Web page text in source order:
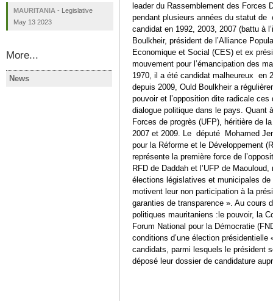
leader du Rassemblement des Forces
pendant plusieurs années du statut de
candidat en 1992, 2003, 2007 (battu à
Boulkheir, président de l’Alliance
Economique et Social (CES) et ex
mouvement pour l’émancipation des
1970, il a été candidat malheureux en
depuis 2009, Ould Boulkheir a
pouvoir et l’opposition dite radicale
dialogue politique dans le pays. Quant
Forces de progrès (UFP), héritière de
2007 et 2009. Le député Mohamed
pour la Réforme et le Développement
représente la première force de
RFD de Daddah et l’UFP de
élections législatives et municipales
motivent leur non participation à la
garanties de transparence ». Au cours
politiques mauritaniens :le pouvoir, la
Forum National pour la Démocratie
conditions d’une élection
candidats, parmi lesquels le président
déposé leur dossier de candidature
MAURITANIA - Legislative
May 13 2023
More...
News
MAURITANIA
Haratin: Hereditary Slavery
Continues Despite Legislation
council
winner